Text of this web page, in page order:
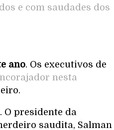
e com saudades dos
ano. Os executivos de
nesta
. O presidente da
saudita, Salman